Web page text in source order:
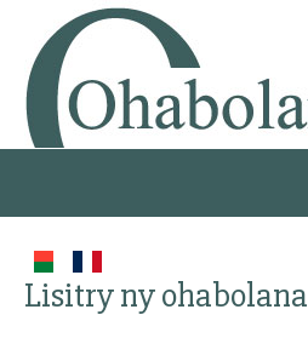
Lisitry ny ohabolana